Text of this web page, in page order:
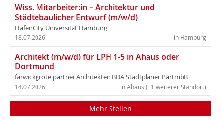
Wiss. Mitarbeiter:in – Architektur und
Städtebaulicher Entwurf (m/w/d)
HafenCity Universität Hamburg
in Hamburg
18.07.2026
Architekt (m/w/d) für LPH 1-5 in Ahaus oder
Dortmund
farwickgrote partner Architekten BDA Stadtplaner PartmbB
in Ahaus (+1 weiterer Standort)
14.07.2026
Mehr Stellen